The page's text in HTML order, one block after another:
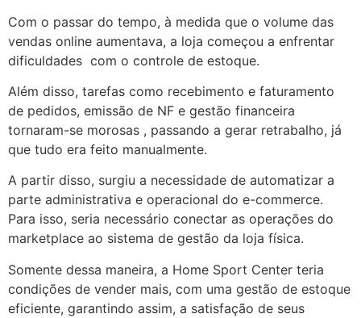
Com o passar do tempo, à medida que o volume das
vendas online aumentava, a loja começou a enfrentar
dificuldades com o controle de estoque.
Além disso, tarefas como recebimento e faturamento
de pedidos, emissão de NF e gestão financeira
tornaram-se morosas , passando a gerar retrabalho, já
que tudo era feito manualmente.
A partir disso, surgiu a necessidade de automatizar a
parte administrativa e operacional do e-commerce.
Para isso, seria necessário conectar as operações do
marketplace ao sistema de gestão da loja física.
Somente dessa maneira, a Home Sport Center teria
condições de vender mais, com uma gestão de estoque
eficiente, garantindo assim, a satisfação de seus